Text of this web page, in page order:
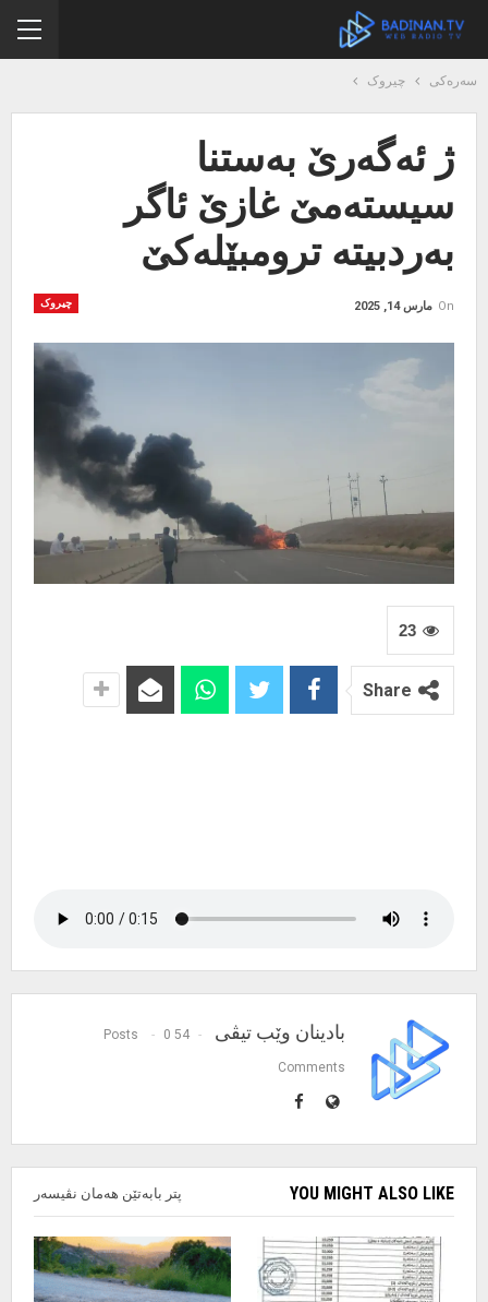
سەرەکی چیروک
ژ ئەگەرێ بەستنا
سیستەمێ غازێ ئاگر
بەردبیتە ترومبێلەکێ
چیروک On مارس 14, 2025
23
Share
بادینان وێب تیڤی 54 Posts
0
Comments
YOU MIGHT ALSO LIKE پتر بابەتێن هەمان نڤیسەر